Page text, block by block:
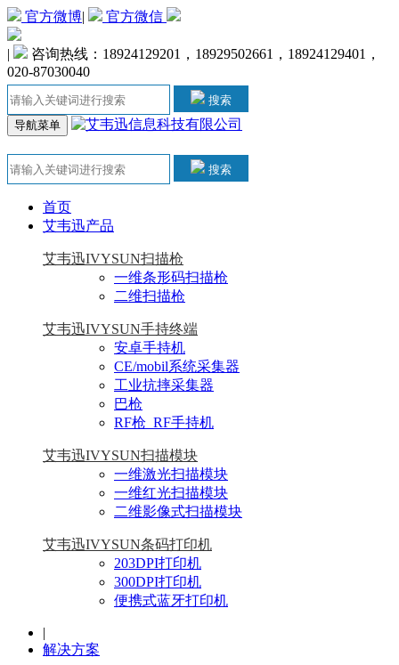
官方微博| 官方微信
|
咨询热线：18924129201，18929502661，18924129401，
020-87030040
搜索
导航菜单
搜索
首页
艾韦迅产品
艾韦迅IVYSUN扫描枪
一维条形码扫描枪
二维扫描枪
艾韦迅IVYSUN手持终端
安卓手持机
CE/mobil系统采集器
工业抗摔采集器
巴枪
RF枪_RF手持机
艾韦迅IVYSUN扫描模块
一维激光扫描模块
一维红光扫描模块
二维影像式扫描模块
艾韦迅IVYSUN条码打印机
203DPI打印机
300DPI打印机
便携式蓝牙打印机
|
解决方案